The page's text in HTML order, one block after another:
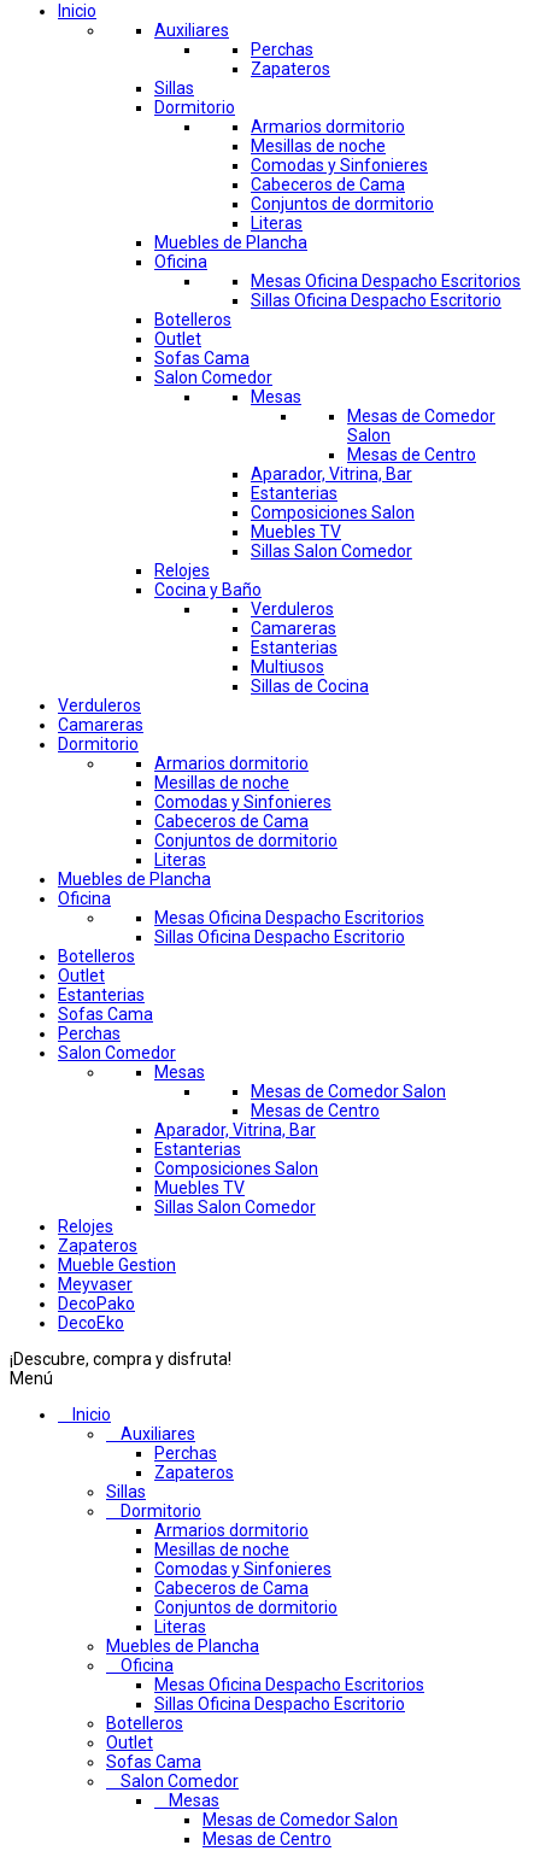
Inicio
Auxiliares
Perchas
Zapateros
Sillas
Dormitorio
Armarios dormitorio
Mesillas de noche
Comodas y Sinfonieres
Cabeceros de Cama
Conjuntos de dormitorio
Literas
Muebles de Plancha
Oficina
Mesas Oficina Despacho Escritorios
Sillas Oficina Despacho Escritorio
Botelleros
Outlet
Sofas Cama
Salon Comedor
Mesas
Mesas de Comedor
Salon
Mesas de Centro
Aparador, Vitrina, Bar
Estanterias
Composiciones Salon
Muebles TV
Sillas Salon Comedor
Relojes
Cocina y Baño
Verduleros
Camareras
Estanterias
Multiusos
Sillas de Cocina
Verduleros
Camareras
Dormitorio
Armarios dormitorio
Mesillas de noche
Comodas y Sinfonieres
Cabeceros de Cama
Conjuntos de dormitorio
Literas
Muebles de Plancha
Oficina
Mesas Oficina Despacho Escritorios
Sillas Oficina Despacho Escritorio
Botelleros
Outlet
Estanterias
Sofas Cama
Perchas
Salon Comedor
Mesas
Mesas de Comedor Salon
Mesas de Centro
Aparador, Vitrina, Bar
Estanterias
Composiciones Salon
Muebles TV
Sillas Salon Comedor
Relojes
Zapateros
Mueble Gestion
Meyvaser
DecoPako
DecoEko
¡Descubre, compra y disfruta!
Menú
Inicio
Auxiliares
Perchas
Zapateros
Sillas
Dormitorio
Armarios dormitorio
Mesillas de noche
Comodas y Sinfonieres
Cabeceros de Cama
Conjuntos de dormitorio
Literas
Muebles de Plancha
Oficina
Mesas Oficina Despacho Escritorios
Sillas Oficina Despacho Escritorio
Botelleros
Outlet
Sofas Cama
Salon Comedor
Mesas
Mesas de Comedor Salon
Mesas de Centro